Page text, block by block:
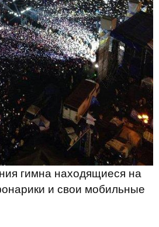
гимна находящиеся на
и свои мобильные